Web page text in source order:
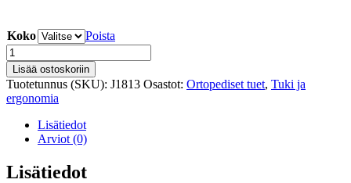
Koko
Poista
Polvituki
-
Juzo
Flex
Patella
Xtra
määrä
Lisää ostoskoriin
Tuotetunnus (SKU): J1813 Osastot: Ortopediset tuet, Tuki ja
ergonomia
Lisätiedot
Arviot (0)
Lisätiedot